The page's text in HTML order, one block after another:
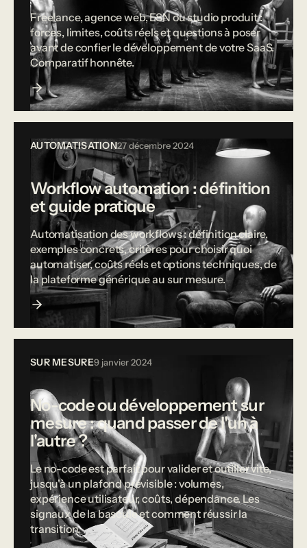
Freelance, agence web, ESN ou studio produit :
forces, limites, coûts réels et questions à poser
avant de confier le développement de votre SaaS.
Comparatif honnête.
AUTOMATISATION27 décembre 2024
Workflow automation : définition
et guide pratique
Automatisation des workflows : définition claire,
exemples concrets, critères pour choisir quoi
automatiser, coûts réels et options techniques, de
la plateforme générique au sur mesure.
SUR MESURE9 janvier 2024
No-code ou développement sur
mesure : quand passer de l'un à
l'autre ?
Le no-code est parfait pour valider et outiller vite,
jusqu'à un plafond prévisible : volumes,
expérience utilisateur, coûts, dépendance. Les
signaux de la bascule et comment réussir la
transition.